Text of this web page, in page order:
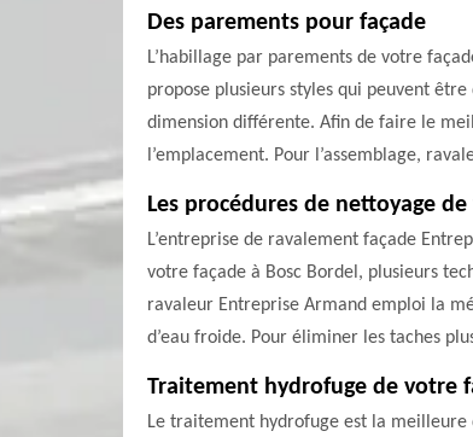
Des parements pour façade
L’habillage par parements de votre
propose plusieurs styles qui peuvent
dimension différente. Afin de faire le
l’emplacement. Pour l’assemblage,
Les procédures de nettoyage
L’entreprise de ravalement façade
votre façade à Bosc Bordel, plusieurs
ravaleur Entreprise Armand emploi la
d’eau froide. Pour éliminer les taches
Traitement hydrofuge de votre
Le traitement hydrofuge est la meilleure